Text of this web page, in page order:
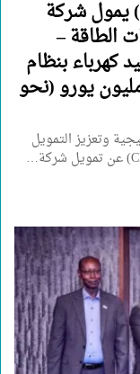
البنك التجاري الدولي – مصر (CIB) يمول شركة
الطاقة –
بنظام
المركبة في المجر بمبلغ 58 مليون يورو (نحو
وتعزيز التمويل